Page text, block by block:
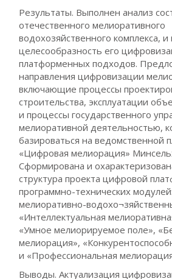
Результаты. Выполнен анализ
отечественного мелиоративного
водохозяйственного комплекса, и
целесообразность его
платформенных подходов.
направления цифровизации
включающие процессы
строительства, эксплуатации
и процессы государственного
мелиоративной деятельностью,
базироваться на ведомственной
«Цифровая мелиорация»
Cформирована и
структура проекта цифровой
программно-технических
мелиоративно-
«Интеллектуальная
«Умное мелиорируемое поле»,
мелиорация»,
и «Профессиональная
Выводы. Актуализация